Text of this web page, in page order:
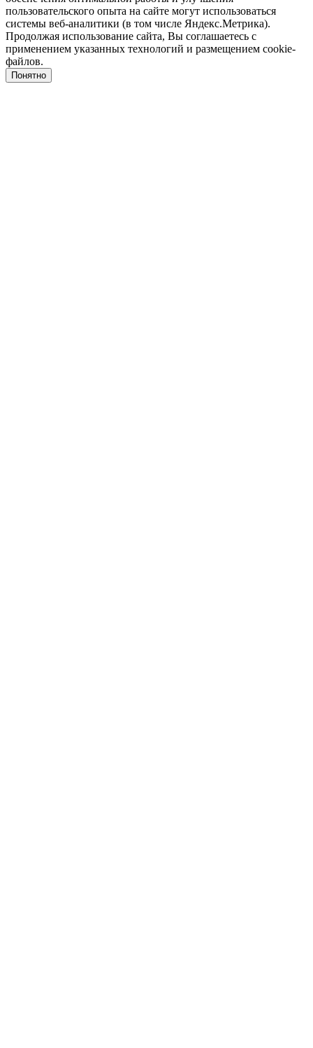
пользовательского опыта на сайте могут использоваться
системы веб-аналитики (в том числе Яндекс.Метрика).
Продолжая использование сайта, Вы соглашаетесь с
применением указанных технологий и размещением cookie-
файлов.
Понятно